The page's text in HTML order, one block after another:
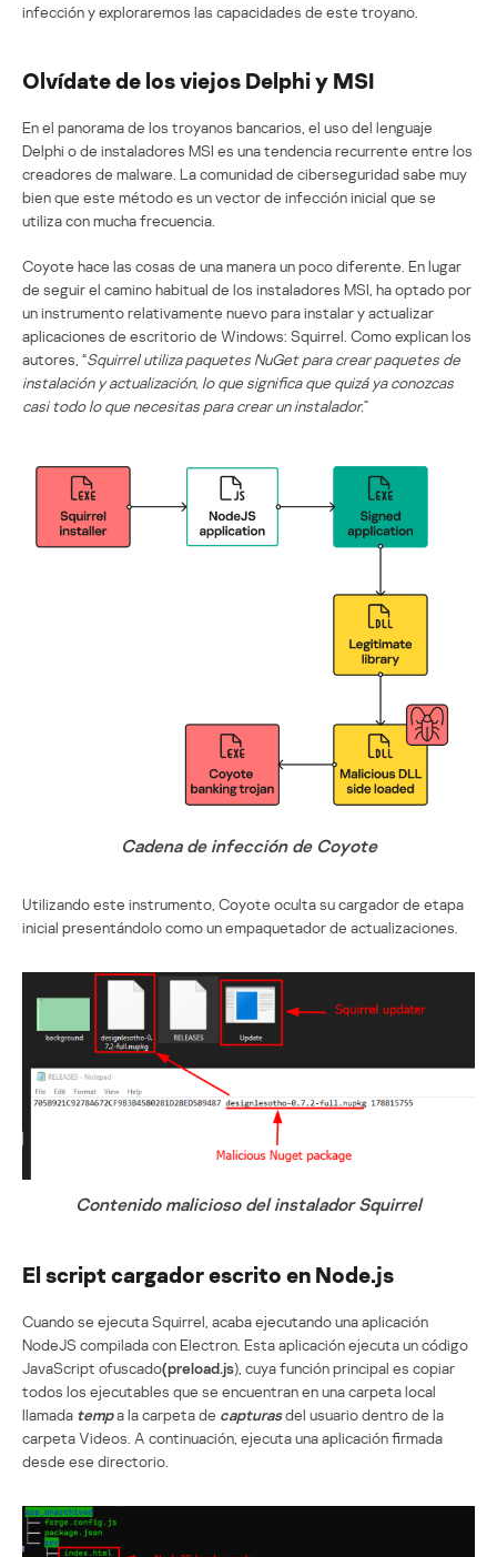
infección y exploraremos las capacidades de este troyano.
Olvídate de los viejos Delphi y MSI
En el panorama de los troyanos bancarios, el uso del lenguaje
Delphi o de instaladores MSI es una tendencia recurrente entre los
creadores de malware. La comunidad de ciberseguridad sabe muy
bien que este método es un vector de infección inicial que se
utiliza con mucha frecuencia.
Coyote hace las cosas de una manera un poco diferente. En lugar
de seguir el camino habitual de los instaladores MSI, ha optado por
un instrumento relativamente nuevo para instalar y actualizar
aplicaciones de escritorio de Windows: Squirrel. Como explican los
autores, “Squirrel utiliza paquetes NuGet para crear paquetes de
instalación y actualización, lo que significa que quizá ya conozcas
casi todo lo que necesitas para crear un instalador.”
Cadena de infección de Coyote
Utilizando este instrumento, Coyote oculta su cargador de etapa
inicial presentándolo como un empaquetador de actualizaciones.
Contenido malicioso del instalador Squirrel
El script cargador escrito en Node.js
Cuando se ejecuta Squirrel, acaba ejecutando una aplicación
NodeJS compilada con Electron. Esta aplicación ejecuta un código
JavaScript ofuscado(preload.js), cuya función principal es copiar
todos los ejecutables que se encuentran en una carpeta local
llamada tempa la carpeta de capturasdel usuario dentro de la
carpeta Videos. A continuación, ejecuta una aplicación firmada
desde ese directorio.